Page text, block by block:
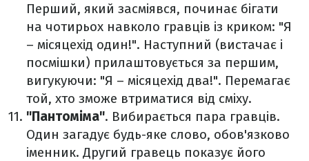
Перший, який засміявся, починає бігати
на чотирьох навколо гравців із криком: "Я
– місяцехід один!". Наступний (вистачає і
посмішки) прилаштовується за першим,
вигукуючи: "Я – місяцехід два!". Перемагає
той, хто зможе втриматися від сміху.
"Пантоміма". Вибирається пара гравців.
Один загадує будь-яке слово, обов'язково
іменник. Другий гравець показує його